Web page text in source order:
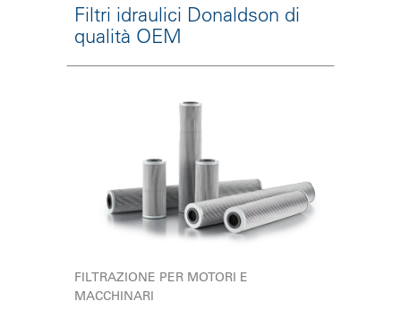
Filtri idraulici Donaldson di
qualità OEM
FILTRAZIONE PER MOTORI E
MACCHINARI